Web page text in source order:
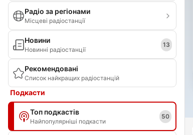
Радіо за регіонами
Місцеві радіостанції
Новини
Новинні радіостанції
13
Рекомендовані
Список найкращих радіостанцій
Подкасти
Топ подкастів
Найпопулярніші подкасти
50